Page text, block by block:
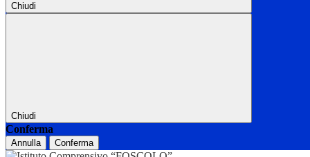
Chiudi
Chiudi
Conferma
Annulla Conferma